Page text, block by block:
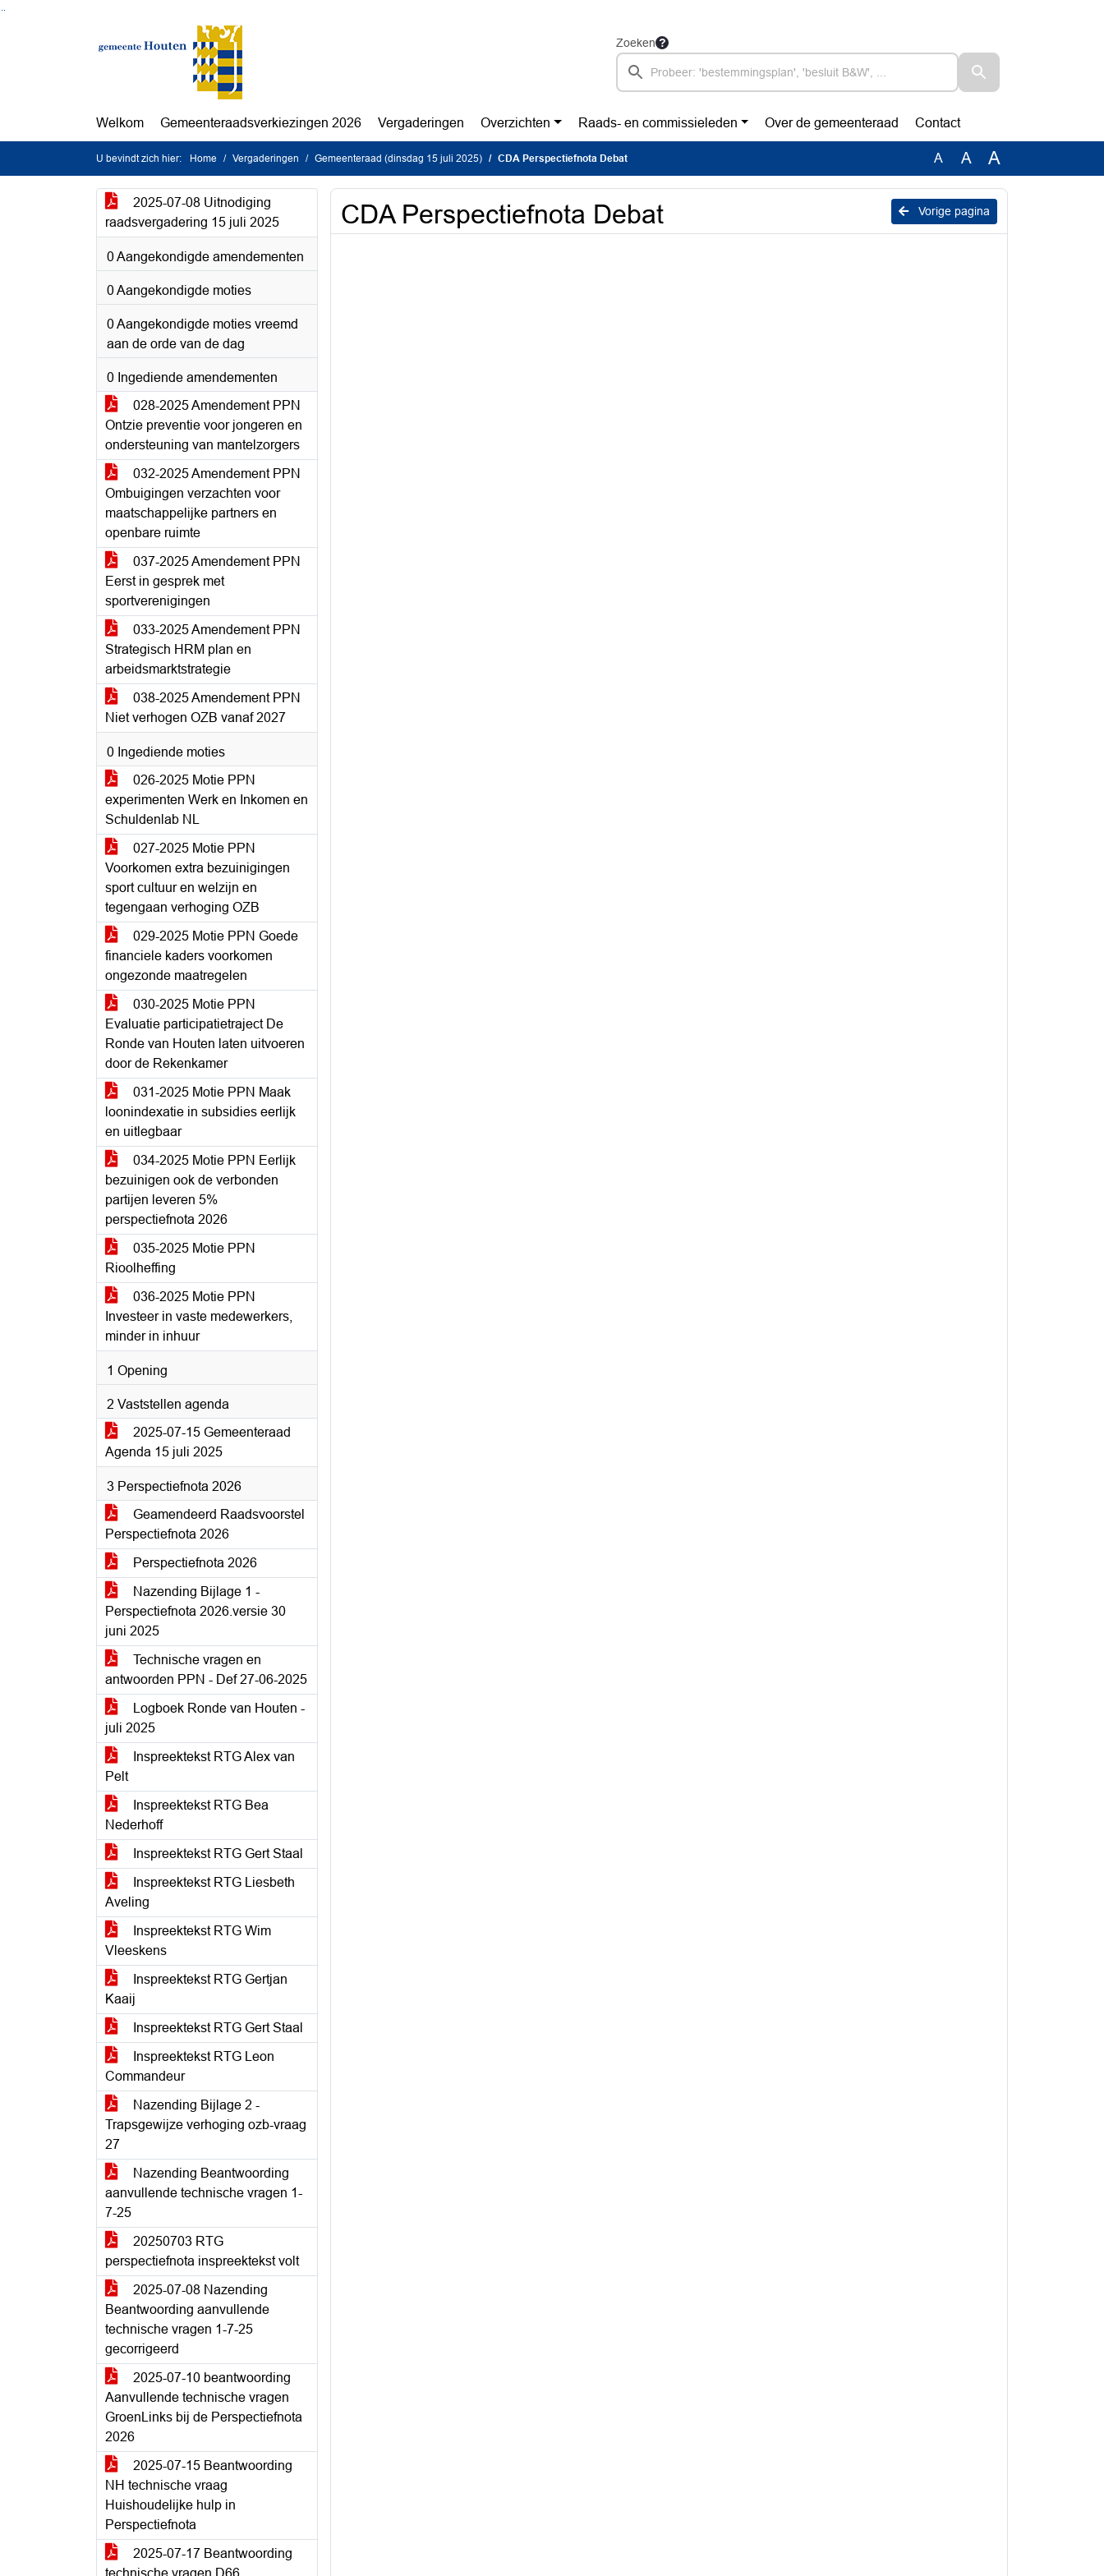
Zoeken
Welkom Gemeenteraadsverkiezingen 2026 Vergaderingen Overzichten Raads- en commissieleden Over de gemeenteraad Contact
U bevindt zich hier: Home Vergaderingen Gemeenteraad (dinsdag 15 juli 2025) CDA Perspectiefnota Debat A A A
2025-07-08 Uitnodiging
raadsvergadering 15 juli 2025
0 Aangekondigde amendementen
0 Aangekondigde moties
0 Aangekondigde moties vreemd
aan de orde van de dag
0 Ingediende amendementen
028-2025 Amendement PPN
Ontzie preventie voor jongeren en
ondersteuning van mantelzorgers
032-2025 Amendement PPN
Ombuigingen verzachten voor
maatschappelijke partners en
openbare ruimte
037-2025 Amendement PPN
Eerst in gesprek met
sportverenigingen
033-2025 Amendement PPN
Strategisch HRM plan en
arbeidsmarktstrategie
038-2025 Amendement PPN
Niet verhogen OZB vanaf 2027
0 Ingediende moties
026-2025 Motie PPN
experimenten Werk en Inkomen en
Schuldenlab NL
027-2025 Motie PPN
Voorkomen extra bezuinigingen
sport cultuur en welzijn en
tegengaan verhoging OZB
029-2025 Motie PPN Goede
financiele kaders voorkomen
ongezonde maatregelen
030-2025 Motie PPN
Evaluatie participatietraject De
Ronde van Houten laten uitvoeren
door de Rekenkamer
031-2025 Motie PPN Maak
loonindexatie in subsidies eerlijk
en uitlegbaar
034-2025 Motie PPN Eerlijk
bezuinigen ook de verbonden
partijen leveren 5%
perspectiefnota 2026
035-2025 Motie PPN
Rioolheffing
036-2025 Motie PPN
Investeer in vaste medewerkers,
minder in inhuur
1 Opening
2 Vaststellen agenda
2025-07-15 Gemeenteraad
Agenda 15 juli 2025
3 Perspectiefnota 2026
Geamendeerd Raadsvoorstel
Perspectiefnota 2026
Perspectiefnota 2026
Nazending Bijlage 1 -
Perspectiefnota 2026.versie 30
juni 2025
Technische vragen en
antwoorden PPN - Def 27-06-2025
Logboek Ronde van Houten -
juli 2025
Inspreektekst RTG Alex van
Pelt
Inspreektekst RTG Bea
Nederhoff
Inspreektekst RTG Gert Staal
Inspreektekst RTG Liesbeth
Aveling
Inspreektekst RTG Wim
Vleeskens
Inspreektekst RTG Gertjan
Kaaij
Inspreektekst RTG Gert Staal
Inspreektekst RTG Leon
Commandeur
Nazending Bijlage 2 -
Trapsgewijze verhoging ozb-vraag
27
Nazending Beantwoording
aanvullende technische vragen 1-
7-25
20250703 RTG
perspectiefnota inspreektekst volt
2025-07-08 Nazending
Beantwoording aanvullende
technische vragen 1-7-25
gecorrigeerd
2025-07-10 beantwoording
Aanvullende technische vragen
GroenLinks bij de Perspectiefnota
2026
2025-07-15 Beantwoording
NH technische vraag
Huishoudelijke hulp in
Perspectiefnota
2025-07-17 Beantwoording
technische vragen D66
Vorige pagina
CDA Perspectiefnota Debat